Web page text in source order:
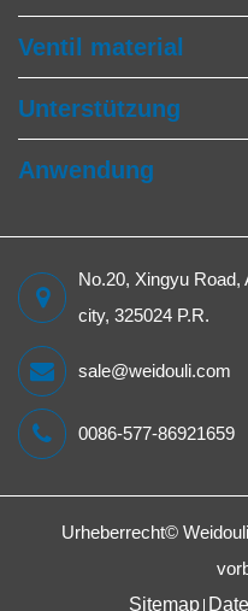
Ventil material
Unterstützung
Anwendung
No.20, Xingyu Road,
city, 325024 P.R.
sale@weidouli.com
0086-577-86921659
Urheberrecht©
Sitemap